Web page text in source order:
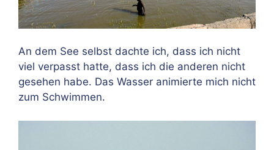
An dem See selbst dachte ich, dass ich nicht
viel verpasst hatte, dass ich die anderen nicht
gesehen habe. Das Wasser animierte mich nicht
zum Schwimmen.